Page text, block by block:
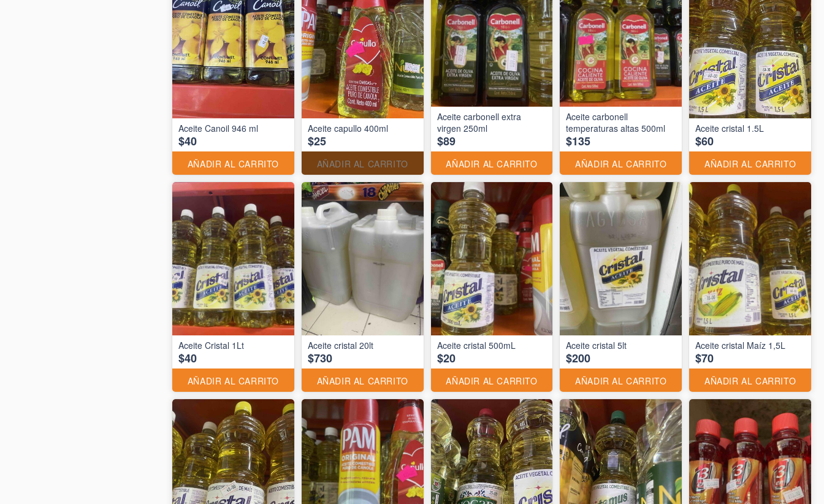
Aceite Canoil 946 ml
$40
AÑADIR AL CARRITO
Aceite capullo 400ml
$25
AÑADIR AL CARRITO
Aceite carbonell extra
virgen 250ml
$89
AÑADIR AL CARRITO
Aceite carbonell
temperaturas altas 500ml
$135
AÑADIR AL CARRITO
Aceite cristal 1.5L
$60
AÑADIR AL CARRITO
Aceite Cristal 1Lt
$40
AÑADIR AL CARRITO
Aceite cristal 20lt
$730
AÑADIR AL CARRITO
Aceite cristal 500mL
$20
AÑADIR AL CARRITO
Aceite cristal 5lt
$200
AÑADIR AL CARRITO
Aceite cristal Maíz 1,5L
$70
AÑADIR AL CARRITO